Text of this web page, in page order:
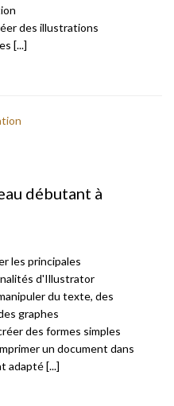
des illustrations
[...]
débutant à
les principales
d'Illustrator
du texte, des
graphes
des formes simples
un document dans
adapté [...]